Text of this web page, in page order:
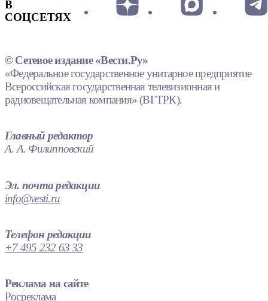
В
СОЦСЕТЯХ
© Сетевое издание «Вести.Ру»
«Федеральное государственное унитарное предприятие
Всероссийская государственная телевизионная и
радиовещательная компания» (ВГТРК).
Главный редактор
А. А. Филипповский
Эл. почта редакции
info@vesti.ru
Телефон редакции
+7 495 232 63 33
Реклама на сайте
Росреклама